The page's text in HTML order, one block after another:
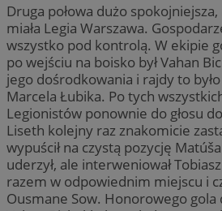
Druga połowa dużo
miała Legia Warszawa.
wszystko pod kontrolą. W ekipie
po wejściu na boisko był Vahan
jego dośrodkowania i rajdy to
Marcela Łubika. Po tych
Legionistów ponownie do głosu
Liseth kolejny raz znakomicie
wypuścił na czystą pozycję
uderzył, ale interweniował
razem w odpowiednim miejscu i
Ousmane Sow. Honorowego gola